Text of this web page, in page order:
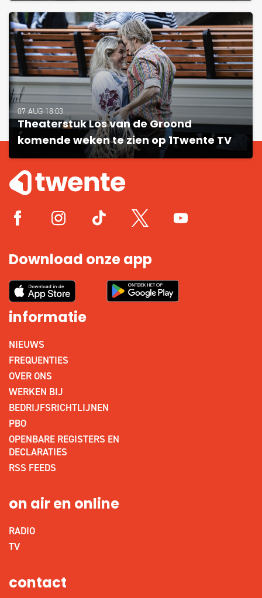
07 AUG 18:03
Theaterstuk Los van de Groond
komende weken te zien op 1Twente TV
Download onze app
informatie
NIEUWS
FREQUENTIES
OVER ONS
WERKEN BIJ
BEDRIJFSRICHTLIJNEN
PBO
OPENBARE REGISTERS EN
DECLARATIES
RSS FEEDS
on air en online
RADIO
TV
contact